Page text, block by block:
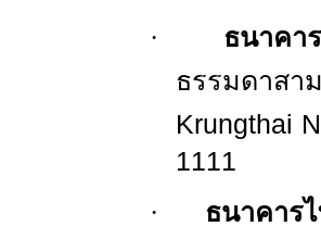
·
ธนาคา
ธรรมดาสา
Krungthai
1111
·
ธนาคาร